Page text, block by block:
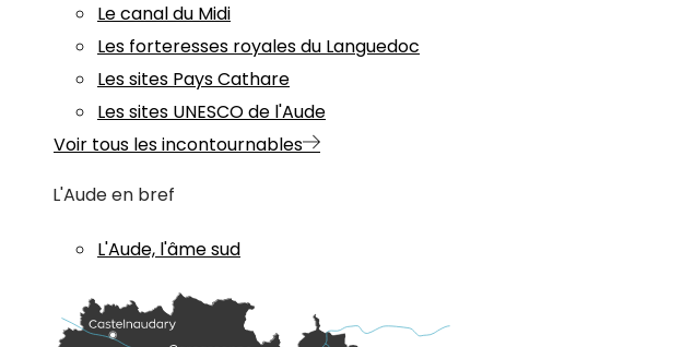
Le canal du Midi
Les forteresses royales du Languedoc
Les sites Pays Cathare
Les sites UNESCO de l'Aude
Voir tous les incontournables
L'Aude en bref
L'Aude, l'âme sud